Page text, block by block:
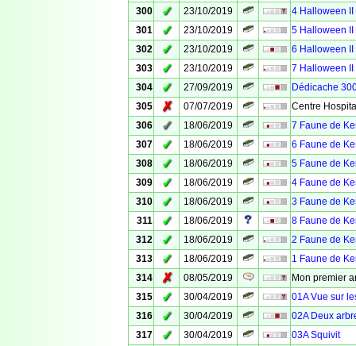
300
✓ 23/10/2019
4 Halloween II
301
✓ 23/10/2019
5 Halloween II
302
✓ 23/10/2019
6 Halloween II
303
✓ 23/10/2019
7 Halloween II
304
✓ 27/09/2019
Dédicache
305
✗ 07/07/2019
Centre
306
✓ 18/06/2019
7 Faune de
307
✓ 18/06/2019
6 Faune de
308
✓ 18/06/2019
5 Faune de
309
✓ 18/06/2019
4 Faune de
310
✓ 18/06/2019
3 Faune de
311
✓ 18/06/2019
8 Faune de
312
✓ 18/06/2019
2 Faune de
313
✓ 18/06/2019
1 Faune de
314
✗ 08/05/2019
Mon premier
315
✓ 30/04/2019
01A Vue sur
316
✓ 30/04/2019
02A Deux
317
✓ 30/04/2019
03A Squivit